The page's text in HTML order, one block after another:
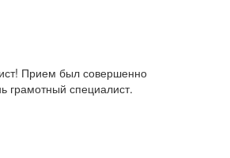
Прием был совершенно
грамотный специалист.